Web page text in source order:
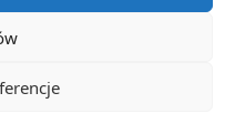
po
dodać do swojej